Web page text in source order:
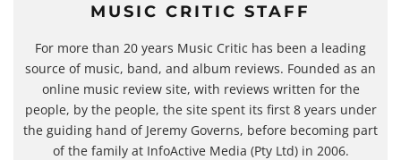
MUSIC CRITIC STAFF
For more than 20 years Music Critic has been a leading
source of music, band, and album reviews. Founded as an
online music review site, with reviews written for the
people, by the people, the site spent its first 8 years under
the guiding hand of Jeremy Governs, before becoming part
of the family at InfoActive Media (Pty Ltd) in 2006.